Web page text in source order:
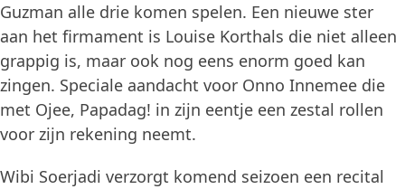
Guzman alle drie komen spelen. Een nieuwe ster
aan het firmament is Louise Korthals die niet alleen
grappig is, maar ook nog eens enorm goed kan
zingen. Speciale aandacht voor Onno Innemee die
met Ojee, Papadag! in zijn eentje een zestal rollen
voor zijn rekening neemt.
Wibi Soerjadi verzorgt komend seizoen een recital